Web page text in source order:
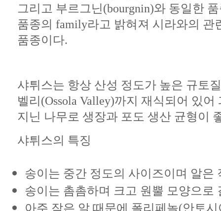
그리고 부르그닌(bourgnin)와 동일한
품종의 family라고 밝혀져 시라와의 관
품종이다.
샤튀스는 항상 산성 정도가 높은 규토질
벨리 (Ossola Valley)까지 재식되어 있어
지닌 나무로 생장과 포도 생산 균형이
샤튀스의 특징
송이는 중간 정도의 사이즈이며 알은
송이는 촘촘하며 크고 원뿔 모양으로
아주 작은 알 때문에 폴리페놀(안토